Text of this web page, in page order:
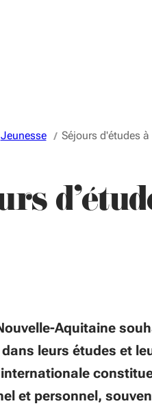
Jeunesse Séjours d'études
Aquitaine
leurs études et
et personnel,